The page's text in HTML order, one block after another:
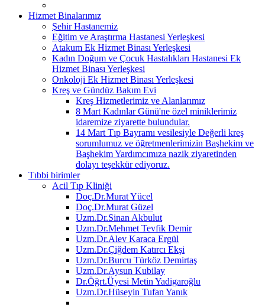
Hizmet Binalarımız
Şehir Hastanemiz
Eğitim ve Araştırma Hastanesi Yerleşkesi
Atakum Ek Hizmet Binası Yerleşkesi
Kadın Doğum ve Çocuk Hastalıkları Hastanesi Ek
Hizmet Binası Yerleşkesi
Onkoloji Ek Hizmet Binası Yerleşkesi
Kreş ve Gündüz Bakım Evi
Kreş Hizmetlerimiz ve Alanlarımız
8 Mart Kadınlar Günü'ne özel miniklerimiz
idaremize ziyarette bulundular.
14 Mart Tıp Bayramı vesilesiyle Değerli kreş
sorumlumuz ve öğretmenlerimizin Başhekim ve
Başhekim Yardımcımıza nazik ziyaretinden
dolayı teşekkür ediyoruz.
Tıbbi birimler
Acil Tıp Kliniği
Doç.Dr.Murat Yücel
Doç.Dr.Murat Güzel
Uzm.Dr.Sinan Akbulut
Uzm.Dr.Mehmet Tevfik Demir
Uzm.Dr.Alev Karaca Ergül
Uzm.Dr.Çiğdem Katırcı Ekşi
Uzm.Dr.Burcu Türköz Demirtaş
Uzm.Dr.Aysun Kubilay
Dr.Öğrt.Üyesi Metin Yadigaroğlu
Uzm.Dr.Hüseyin Tufan Yanık